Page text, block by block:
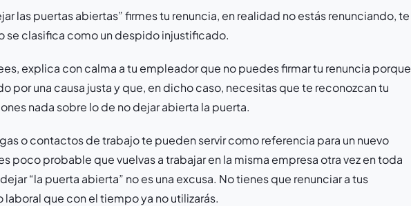
las puertas abiertas” firmes tu renuncia, en realidad no estás renunciando, te
se clasifica como un despido injustificado.
explica con calma a tu empleador que no puedes firmar tu renuncia porque
por una causa justa y que, en dicho caso, necesitas que te reconozcan tu
nada sobre lo de no dejar abierta la puerta.
o contactos de trabajo te pueden servir como referencia para un nuevo
poco probable que vuelvas a trabajar en la misma empresa otra vez en toda
“la puerta abierta” no es una excusa. No tienes que renunciar a tus
que con el tiempo ya no utilizarás.